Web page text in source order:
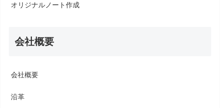
オリジナルノート作成
会社概要
会社概要
沿革